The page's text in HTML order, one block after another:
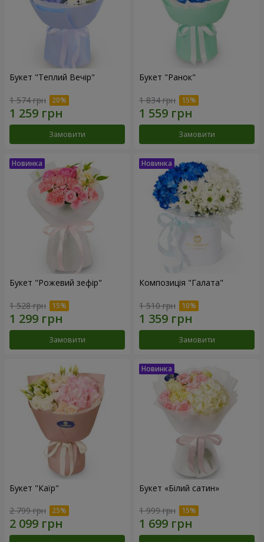
Букет "Теплий Вечір"
1 574 грн
Замовити
Букет "Ранок"
1 834 грн
Замовити
Букет "Рожевий зефір"
1 528 грн
Замовити
Композиція "Галата"
1 510 грн
Замовити
Букет "Каїр"
2 799 грн
Букет «Білий сатин»
1 999 грн